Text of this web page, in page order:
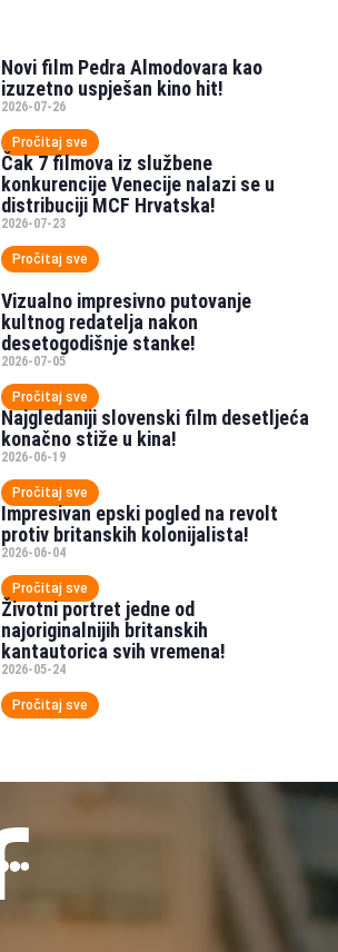
Novi film Pedra Almodovara kao
izuzetno uspješan kino hit!
2026-07-26
Pročitaj sve
Čak 7 filmova iz službene
konkurencije Venecije nalazi se u
distribuciji MCF Hrvatska!
2026-07-23
Pročitaj sve
Vizualno impresivno putovanje
kultnog redatelja nakon
desetogodišnje stanke!
2026-07-05
Pročitaj sve
Najgledaniji slovenski film desetljeća
konačno stiže u kina!
2026-06-19
Pročitaj sve
Impresivan epski pogled na revolt
protiv britanskih kolonijalista!
2026-06-04
Pročitaj sve
Životni portret jedne od
najoriginalnijih britanskih
kantautorica svih vremena!
2026-05-24
Pročitaj sve